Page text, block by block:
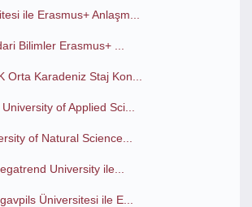
ile Erasmus+ Anlaşm...
Bilimler Erasmus+ ...
Orta Karadeniz Staj Kon...
of Applied Sci...
of Natural Science...
University ile...
Üniversitesi ile E...